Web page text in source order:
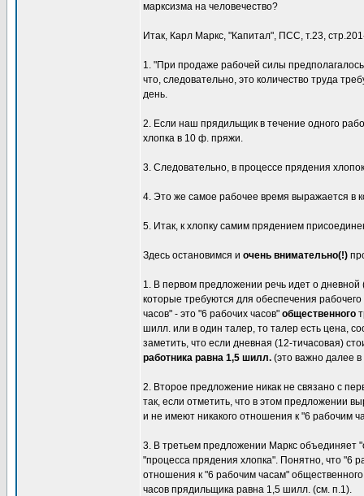
марксизма на человечество?
Итак, Карл Маркс, "Капитал", ПСС, т.23,
1. "При продаже рабочей силы
что, следовательно, это количество труда
день.
2. Если наш прядильщик в течение одного
хлопка в 10 ф. пряжи.
3. Следовательно, в процессе прядения
4. Это же самое рабочее время выражается в
5. Итак, к хлопку самим прядением
Здесь остановимся и очень внимательно(!)
1. В первом предложении речь идет о дневной
которые требуются для обеспечения
часов" - это "6 рабочих часов" общественного
шилл. или в один талер, то талер есть цена,
заметить, что если дневная (12-тичасовая)
работника равна 1,5 шилл. (это важно далее
2. Второе предложение никак не связано с
так, если отметить, что в этом предложении
и не имеют никакого отношения к "6 рабочим
3. В третьем предложении Маркс объединяет
"процесса прядения хлопка". Понятно, что "6
отношения к "6 рабочим часам"
часов прядильщика равна 1,5 шилл. (см. п.1).